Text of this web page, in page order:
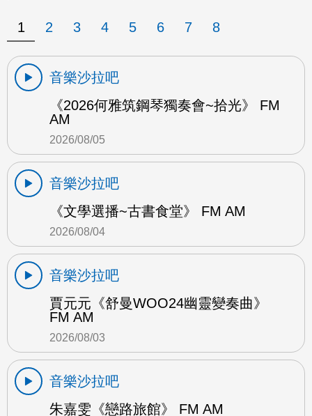
1 2 3 4 5 6 7 8
音樂沙拉吧
《2026何雅筑鋼琴獨奏會~拾光》 FM
AM
2026/08/05
音樂沙拉吧
《文學選播~古書食堂》 FM AM
2026/08/04
音樂沙拉吧
賈元元《舒曼WOO24幽靈變奏曲》
FM AM
2026/08/03
音樂沙拉吧
朱嘉雯《戀路旅館》 FM AM